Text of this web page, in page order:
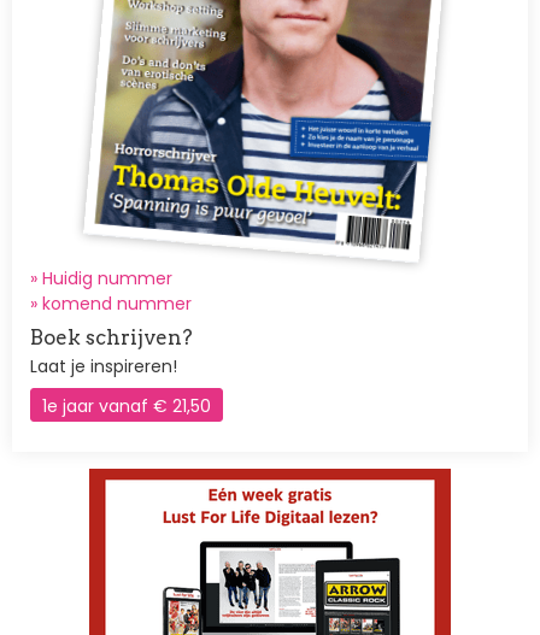
» Huidig nummer
» komend nummer
Boek schrijven?
Laat je inspireren!
1e jaar vanaf € 21,50